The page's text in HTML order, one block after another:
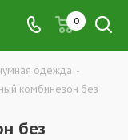
0
одежда -
комбинезон без
без